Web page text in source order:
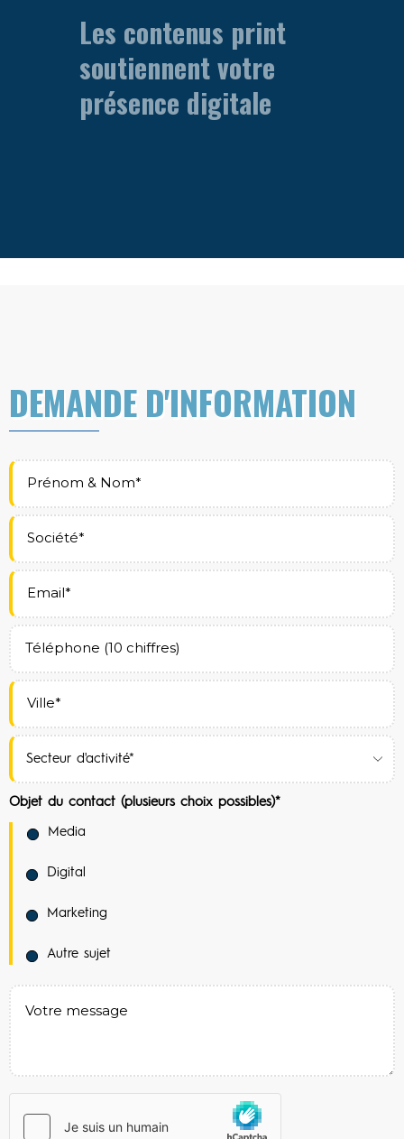
Les contenus print
soutiennent votre
présence digitale
DEMANDE D'INFORMATION
Objet du contact (plusieurs choix possibles)*
Media
Digital
Marketing
Autre sujet